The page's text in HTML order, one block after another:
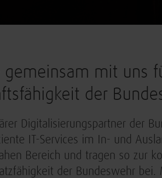
gemeinsam mit uns
der
Digitalisierungspartner der
IT-Services im In- und
Bereich und tragen so zur
der Bundeswehr